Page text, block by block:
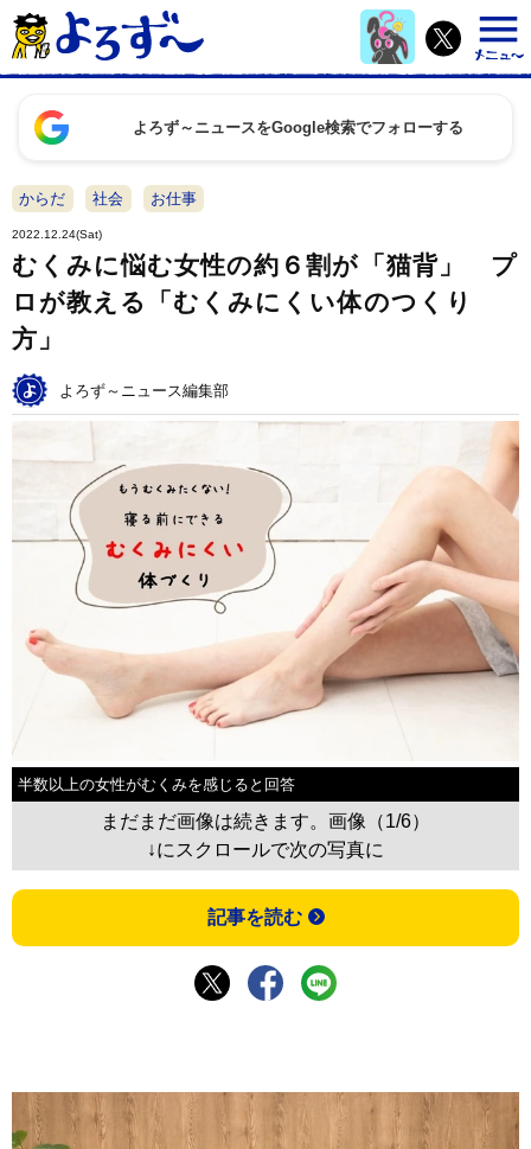
よろず～ニュースをGoogle検索でフォローする
からだ 社会 お仕事
2022.12.24(Sat)
むくみに悩む女性の約６割が「猫背」 プ
ロが教える「むくみにくい体のつくり
方」
よろず～ニュース編集部
半数以上の女性がむくみを感じると回答
まだまだ画像は続きます。画像（1/6）
↓にスクロールで次の写真に
記事を読む